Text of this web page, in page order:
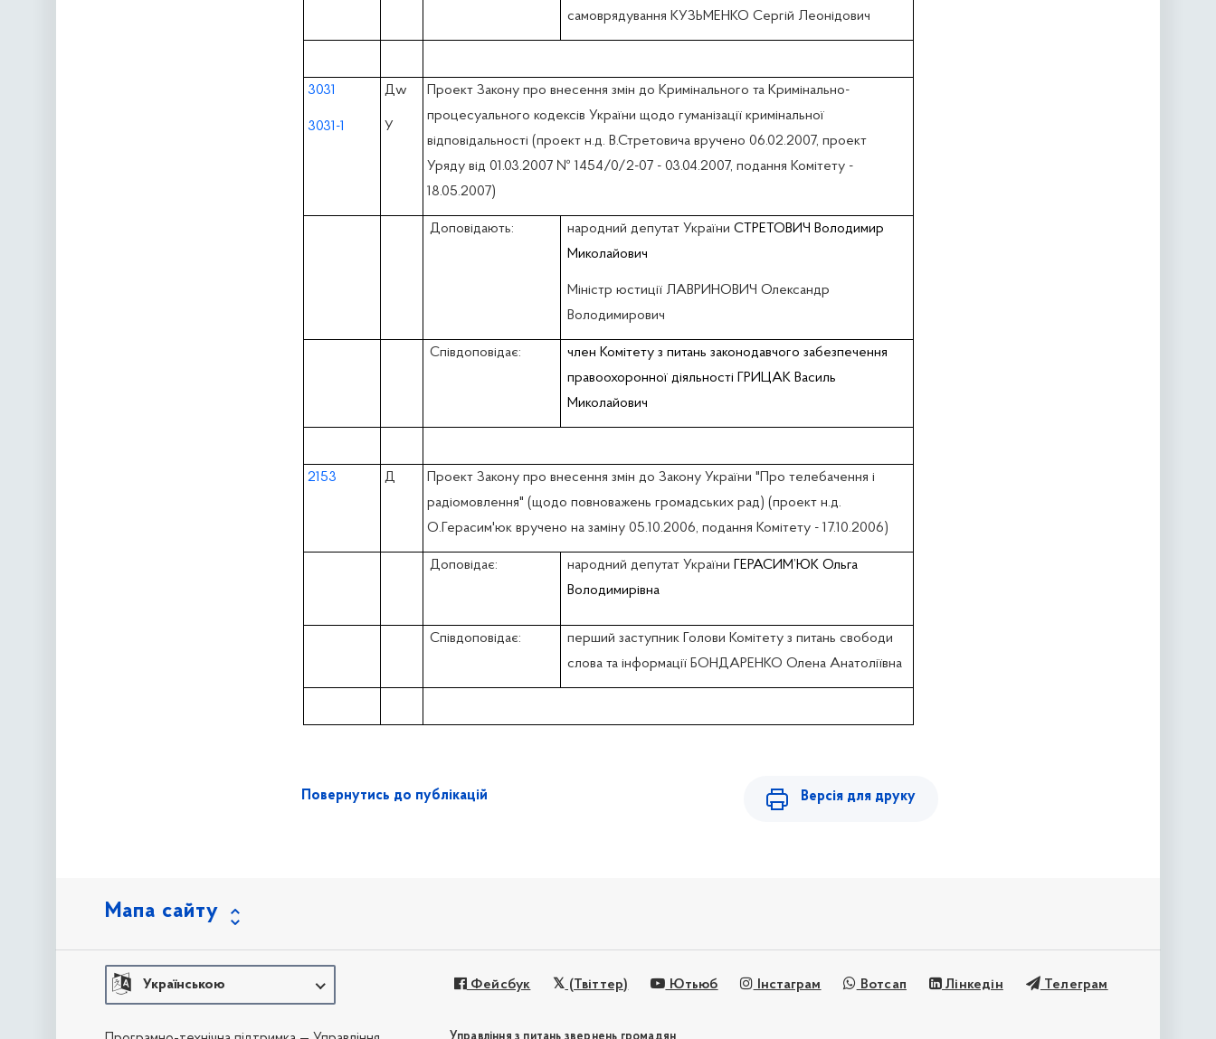
самоврядування КУЗЬМЕНКО Сергій Леонідович
3031
3031-1
Дw
У
Проект Закону про внесення змін до Кримінального та Кримінально-
процесуального кодексів України щодо гуманізації кримінальної
відповідальності (проект н.д. В.Стретовича вручено 06.02.2007, проект
Уряду вiд 01.03.2007 № 1454/0/2-07 - 03.04.2007, подання Комітету -
18.05.2007)
Доповідають: народний депутат України СТРЕТОВИЧ Володимир
Миколайович
Міністр юстиції ЛАВРИНОВИЧ Олександр
Володимирович
Співдоповідає:
член Комітету з питань законодавчого забезпечення
правоохоронної діяльності ГРИЦАК Василь
Миколайович
2153 Д
Проект Закону про внесення змін до Закону України "Про телебачення і
радіомовлення" (щодо повноважень громадських рад) (проект н.д.
О.Герасим'юк вручено на заміну 05.10.2006, подання Комітету - 17.10.2006)
Доповідає: народний депутат України
ГЕРАСИМ’ЮК Ольга
Володимирівна
Співдоповідає:
перший заступник Голови Комітету з питань свободи
слова та інформації БОНДАРЕНКО Олена Анатоліївна
Повернутись до публікацій Версія для друку
Мапа сайту
Українською Фейсбук (Твіттер) Ютьюб Інстаграм Вотсап Лінкедін Телеграм